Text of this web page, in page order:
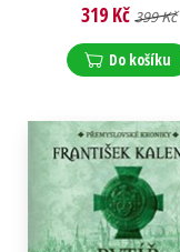
319 Kč 399 Kč
Do košíku